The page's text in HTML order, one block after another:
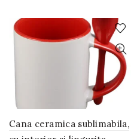
Cana ceramica sublimabila,